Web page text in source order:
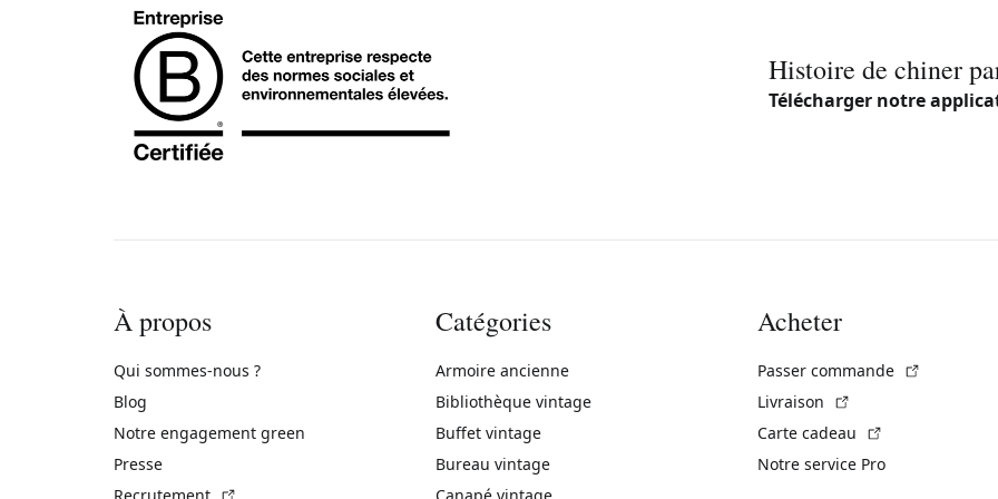
Histoire de chiner
Télécharger notre
À propos
Qui sommes-nous ?
Blog
Notre engagement green
Presse
Recrutement
Catégories
Armoire ancienne
Bibliothèque vintage
Buffet vintage
Bureau vintage
Canapé vintage
Acheter
Passer commande
Livraison
Carte cadeau
Notre service Pro